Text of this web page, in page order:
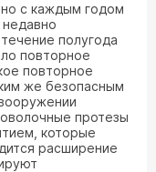
с каждым годом
полугода
повторное
повторное
же безопасным
протезы
которые
расширение